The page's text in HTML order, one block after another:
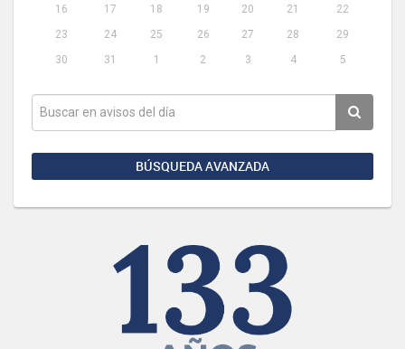
16
17 18 19 20 21
22
23
24 25 26 27 28
29
30
31 1 2 3 4 5
BÚSQUEDA AVANZADA